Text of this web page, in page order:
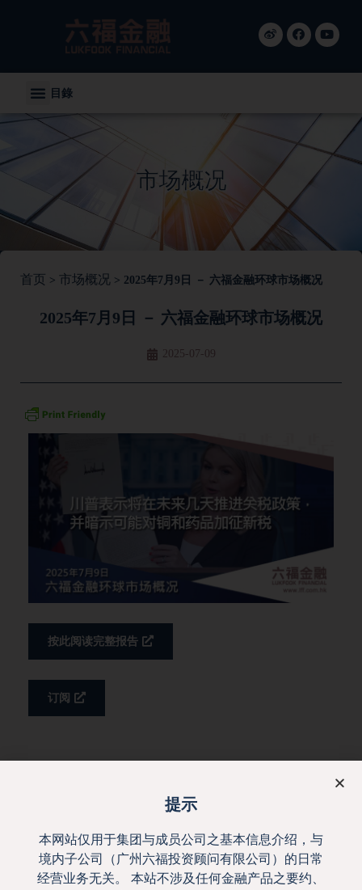
目錄
市场概况
首页 > 市场概况 > 2025年7月9日 － 六福金融环球市场概况
2025年7月9日 － 六福金融环球市场概况
2025-07-09
按此阅读完整报告
订阅
2025年7月8日 － 六福金融环球市场概况
分享:
提示
本网站仅用于集团与成员公司之基本信息介绍，与
境内子公司（广州六福投资顾问有限公司）的日常
经营业务无关。 本站不涉及任何金融产品之要约、